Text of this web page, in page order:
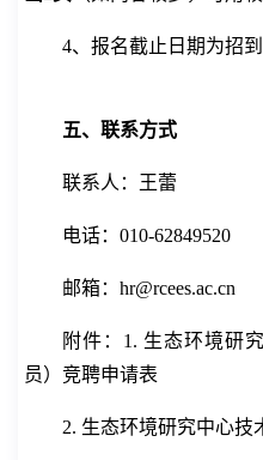
4、报名截止 日期为招
五、联系方式
联系人： 王蕾
电话：010-62849520
邮箱：hr@rcees.ac.cn
附件 ： 1. 生态环境研
员）竞聘申请表
2. 生态环境研究中心技